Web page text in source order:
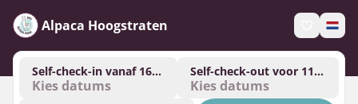
Alpaca Hoogstraten
Self-check-in vanaf 16:00
Kies datums
Self-check-out voor 11:00
Kies datums